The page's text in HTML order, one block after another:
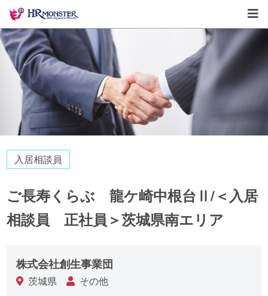
入居相談員
ご長寿くらぶ 龍ケ崎中根台Ⅱ/＜入居
相談員 正社員＞茨城県南エリア
株式会社創生事業団
茨城県 その他